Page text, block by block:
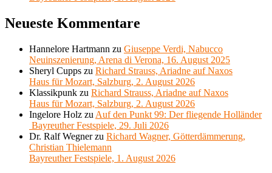
Neueste Kommentare
Hannelore Hartmann zu Giuseppe Verdi, Nabucco
Neuinszenierung, Arena di Verona, 16. August 2025
Sheryl Cupps zu Richard Strauss, Ariadne auf Naxos
Haus für Mozart, Salzburg, 2. August 2026
Klassikpunk zu Richard Strauss, Ariadne auf Naxos
Haus für Mozart, Salzburg, 2. August 2026
Ingelore Holz zu Auf den Punkt 99: Der fliegende Holländer
Bayreuther Festspiele, 29. Juli 2026
Dr. Ralf Wegnerzu Richard Wagner, Götterdämmerung,
Christian Thielemann
Bayreuther Festspiele, 1. August 2026